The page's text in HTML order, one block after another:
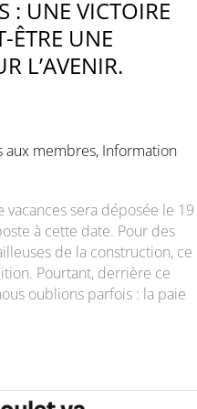
: UNE VICTOIRE
ÊTRE UNE
L’AVENIR.
aux membres, Information
vacances sera déposée le 19
à cette date. Pour des
de la construction, ce
Pourtant, derrière ce
oublions parfois : la paie